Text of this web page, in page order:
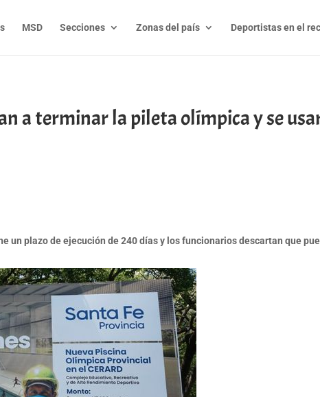
MSD Secciones Zonas del país Deportistas en el
a terminar la pileta olímpica y se
un plazo de ejecución de 240 días y los funcionarios descartan que